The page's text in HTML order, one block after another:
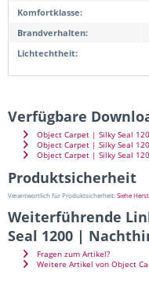
Komfortklasse:
Brandverhalten:
Lichtechtheit:
Verfügbare
Object Carpet | Silky Seal
Object Carpet | Silky Seal
Object Carpet | Silky Seal
Produktsicherheit
Verantwortlich für Produktsicherheit:Siehe
Weiterführende
Seal 1200 |
Fragen zum Artikel?
Weitere Artikel von Object